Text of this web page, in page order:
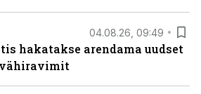
04.08.26, 09:49
hakatakse arendama uudset